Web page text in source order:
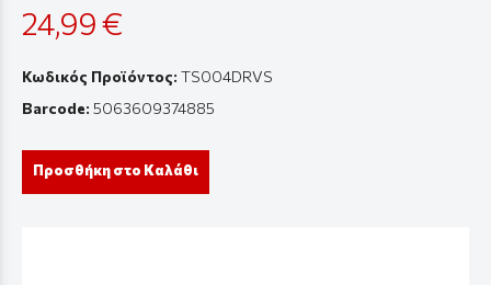
24,99 €
Κωδικός Προϊόντος: TS004DRVS
Barcode: 5063609374885
Προσθήκη στο Καλάθι